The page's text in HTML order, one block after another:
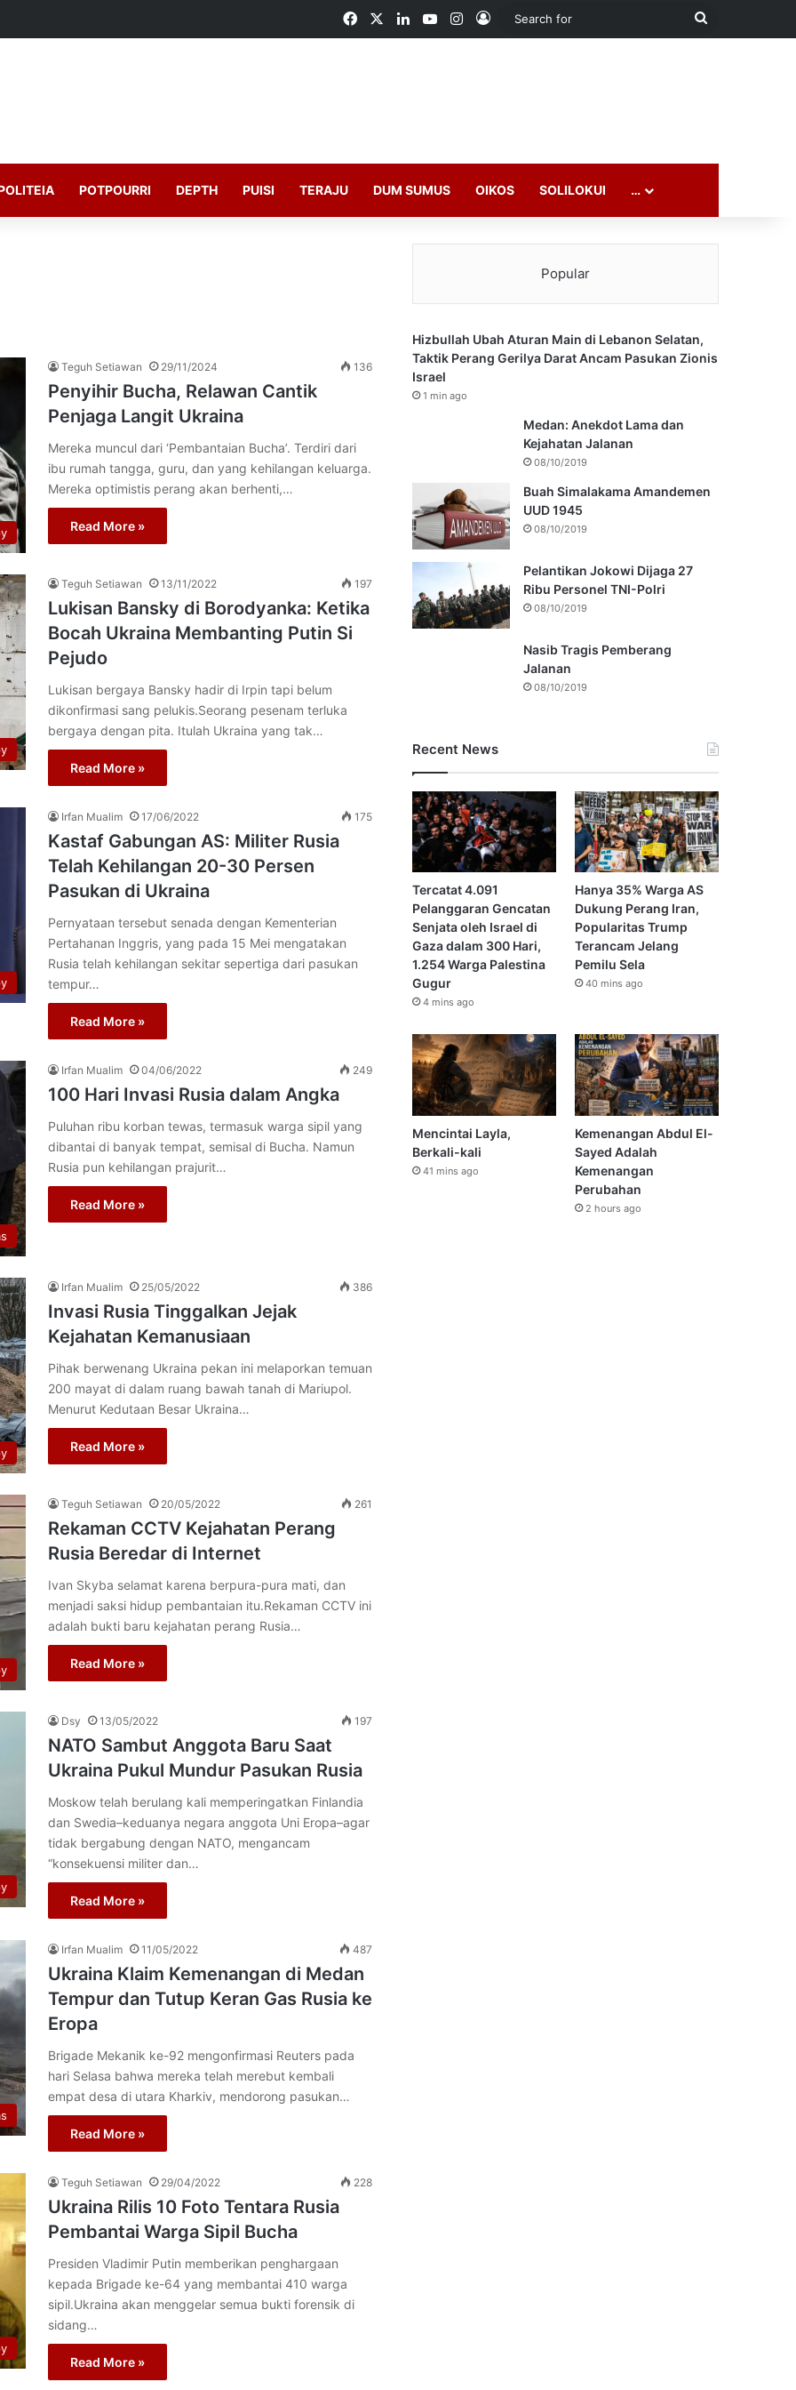
FacebookLinkedInYouTubeInstagram
Log In
Search
POTPOURRI DEPTH PUISI TERAJU DUM SUMUS OIKOS SOLILOKUI …
Teguh Setiawan 29/11/2024 136
Penyihir Bucha, Relawan Cantik
Penjaga Langit Ukraina
Mereka muncul dari ‘Pembantaian Bucha’. Terdiri dari
ibu rumah tangga, guru, dan yang kehilangan keluarga.
Mereka optimistis perang akan berhenti,…
Read More »
Teguh Setiawan 13/11/2022 197
Lukisan Bansky di Borodyanka: Ketika
Bocah Ukraina Membanting Putin Si
Pejudo
Lukisan bergaya Bansky hadir di Irpin tapi belum
dikonfirmasi sang pelukis.Seorang pesenam terluka
bergaya dengan pita. Itulah Ukraina yang tak…
Read More »
Irfan Mualim 17/06/2022 175
Kastaf Gabungan AS: Militer Rusia
Telah Kehilangan 20-30 Persen
Pasukan di Ukraina
Pernyataan tersebut senada dengan Kementerian
Pertahanan Inggris, yang pada 15 Mei mengatakan
Rusia telah kehilangan sekitar sepertiga dari pasukan
tempur…
Read More »
Irfan Mualim 04/06/2022 249
100 Hari Invasi Rusia dalam Angka
Puluhan ribu korban tewas, termasuk warga sipil yang
dibantai di banyak tempat, semisal di Bucha. Namun
Rusia pun kehilangan prajurit…
Read More »
Irfan Mualim 25/05/2022 386
Invasi Rusia Tinggalkan Jejak
Kejahatan Kemanusiaan
Pihak berwenang Ukraina pekan ini melaporkan temuan
200 mayat di dalam ruang bawah tanah di Mariupol.
Menurut Kedutaan Besar Ukraina…
Read More »
Teguh Setiawan 20/05/2022 261
Rekaman CCTV Kejahatan Perang
Rusia Beredar di Internet
Ivan Skyba selamat karena berpura-pura mati, dan
menjadi saksi hidup pembantaian itu.Rekaman CCTV ini
adalah bukti baru kejahatan perang Rusia…
Read More »
Dsy 13/05/2022 197
NATO Sambut Anggota Baru Saat
Ukraina Pukul Mundur Pasukan Rusia
Moskow telah berulang kali memperingatkan Finlandia
dan Swedia–keduanya negara anggota Uni Eropa–agar
tidak bergabung dengan NATO, mengancam
“konsekuensi militer dan…
Read More »
Irfan Mualim 11/05/2022 487
Ukraina Klaim Kemenangan di Medan
Tempur dan Tutup Keran Gas Rusia ke
Eropa
Brigade Mekanik ke-92 mengonfirmasi Reuters pada
hari Selasa bahwa mereka telah merebut kembali
empat desa di utara Kharkiv, mendorong pasukan…
Read More »
Teguh Setiawan 29/04/2022 228
Ukraina Rilis 10 Foto Tentara Rusia
Pembantai Warga Sipil Bucha
Presiden Vladimir Putin memberikan penghargaan
kepada Brigade ke-64 yang membantai 410 warga
sipil.Ukraina akan menggelar semua bukti forensik di
sidang…
Read More »
Popular
Hizbullah Ubah Aturan Main di Lebanon Selatan,
Taktik Perang Gerilya Darat Ancam Pasukan Zionis
Israel
1 min ago
Medan: Anekdot Lama dan
Kejahatan Jalanan
08/10/2019
Buah Simalakama Amandemen
UUD 1945
08/10/2019
Pelantikan Jokowi Dijaga 27
Ribu Personel TNI-Polri
08/10/2019
Nasib Tragis Pemberang
Jalanan
08/10/2019
Recent News
Tercatat 4.091
Pelanggaran Gencatan
Senjata oleh Israel di
Gaza dalam 300 Hari,
1.254 Warga Palestina
Gugur
4 mins ago
Hanya 35% Warga AS
Dukung Perang Iran,
Popularitas Trump
Terancam Jelang
Pemilu Sela
40 mins ago
Mencintai Layla,
Berkali-kali
41 mins ago
Kemenangan Abdul El-
Sayed Adalah
Kemenangan
Perubahan
2 hours ago